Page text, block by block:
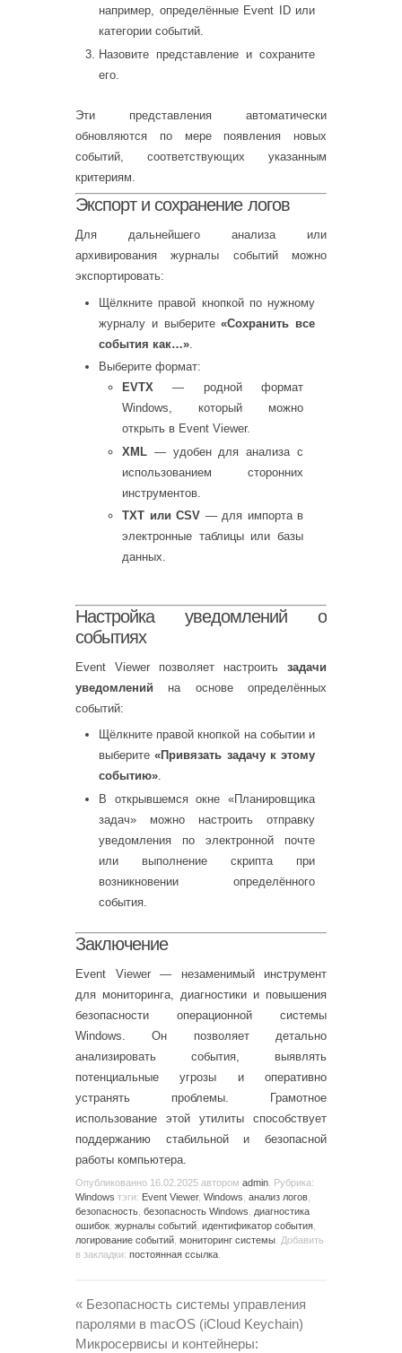
например, определённые Event ID или
категории событий.
Назовите представление и сохраните
его.
Эти представления автоматически
обновляются по мере появления новых
событий, соответствующих указанным
критериям.
Экспорт и сохранение логов
Для дальнейшего анализа или
архивирования журналы событий можно
экспортировать:
Щёлкните правой кнопкой по нужному
журналу и выберите«Сохранить все
события как…»
Выберите формат:
EVTX — родной формат
Windows, который можно
открыть в Event Viewer.
XML — удобен для анализа с
использованием сторонних
инструментов.
TXT или CSV — для импорта в
электронные таблицы или базы
данных.
Настройка уведомлений о
событиях
Event Viewer позволяет настроить задачи
уведомлений на основе определённых
событий:
Щёлкните правой кнопкой на событии и
выберите«Привязать задачу к этому
событию».
В открывшемся окне «Планировщика
задач» можно настроить отправку
уведомления по электронной почте
или выполнение скрипта при
возникновении определённого
события.
Заключение
Event Viewer — незаменимый инструмент
для мониторинга, диагностики и повышения
безопасности операционной системы
Windows. Он позволяет детально
анализировать события, выявлять
потенциальные угрозы и оперативно
устранять проблемы. Грамотное
использование этой утилиты способствует
поддержанию стабильной и безопасной
работы компьютера.
Опубликованно 16.02.2025 автором admin . Рубрика:
Windows тэги: Event Viewer, Windows анализ логов
безопасность безопасность Windows
диагностика
ошибок журналы событий идентификатор события
логирование событий мониторинг системы . Добавить
в закладки: постоянная ссылка
« Безопасность системы управления
паролями в macOS (iCloud Keychain)
Микросервисы и контейнеры: